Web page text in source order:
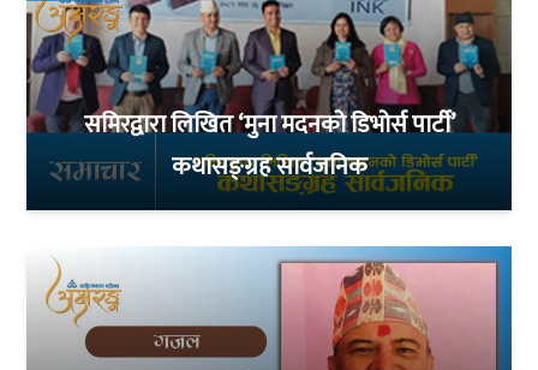
समिरद्वारा लिखित ‘मुना मदनको डिभोर्स पार्टी’
कथासङ्ग्रह सार्वजनिक